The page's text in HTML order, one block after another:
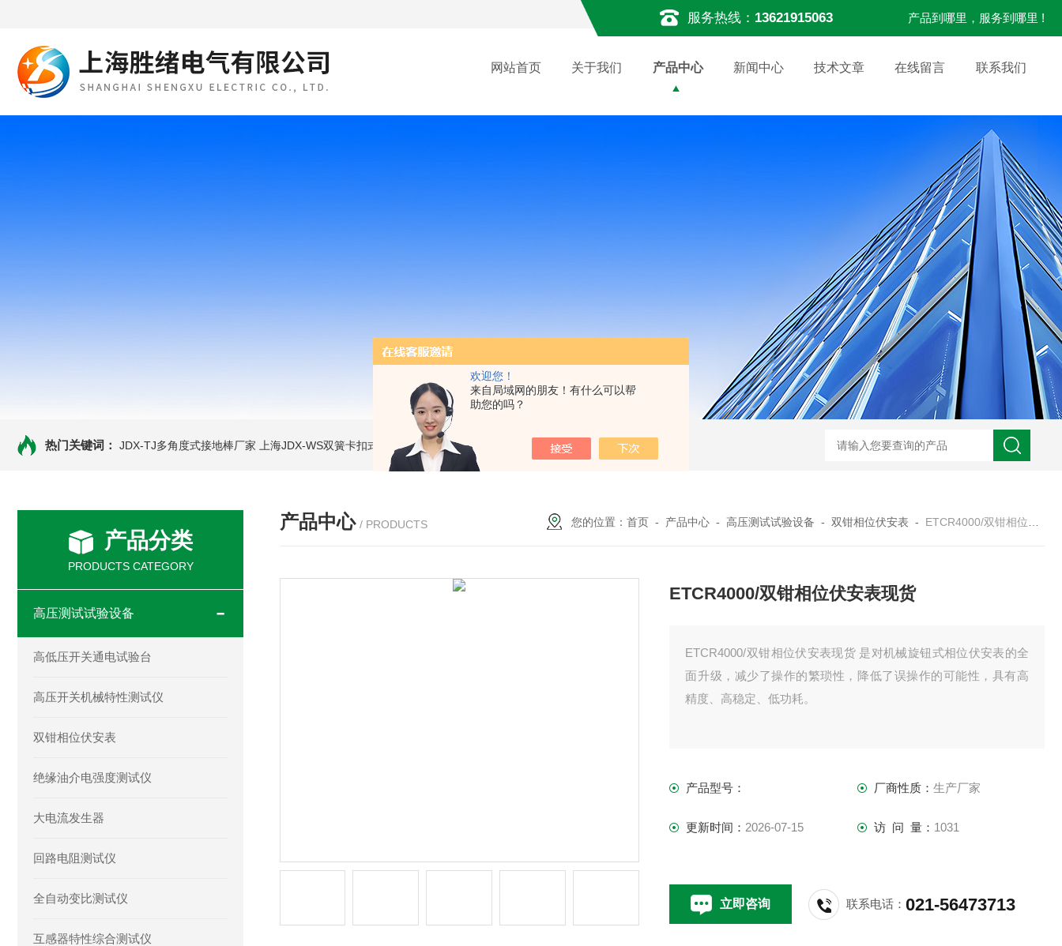
欢迎您！
来自局域网的朋友！有什么可以帮
助您的吗？
服务热线： 13621915063 产品到哪里，服务到哪里 !
网站首页 关于我们 产品中心 新闻中心 技术文章 在线留言 联系我们
热门关键词： JDX-TJ多角度式接地棒厂家 上海JDX-WS双簧卡扣式接地棒 JDX-WL圆口螺旋式（猴头式）接地棒 JDX-S双舌式接地棒价格 HD3400A接地电阻测试仪 S3010数字接地电阻测试仪现货
产品分类
PRODUCTS CATEGORY
高压测试试验设备
高低压开关通电试验台
高压开关机械特性测试仪
双钳相位伏安表
绝缘油介电强度测试仪
大电流发生器
回路电阻测试仪
全自动变比测试仪
互感器特性综合测试仪
产品中心 / PRODUCTS 您的位置：首页 - 产品中心 -高压测试试验设备 -双钳相位伏安表 - ETCR4000/双钳相位伏安表现货
ETCR4000/双钳相位伏安表现货
ETCR4000/双钳相位伏安表现货 是对机械旋钮式相位伏安表的全
面升级，减少了操作的繁琐性，降低了误操作的可能性，具有高
精度、高稳定、低功耗。
产品型号： 厂商性质： 生产厂家
更新时间： 2026-07-15 访 问 量： 1031
立即咨询 联系电话：021-56473713